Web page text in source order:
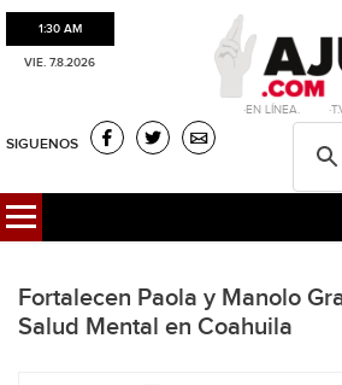
1:30 AM
VIE. 7.8.2026
·EN LÍNEA.
SIGUENOS
Fortalecen Paola y Manolo
Salud Mental en Coahuila